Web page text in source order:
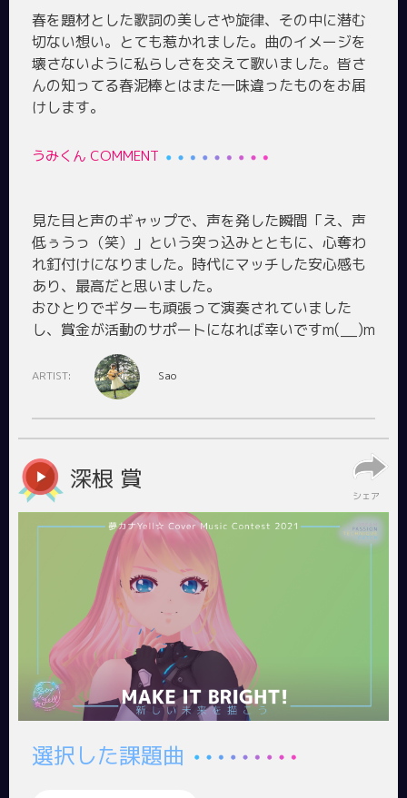
春を題材とした歌詞の美しさや旋律、その中に潜む
切ない想い。とても惹かれました。曲のイメージを
壊さないように私らしさを交えて歌いました。皆さ
んの知ってる春泥棒とはまた一味違ったものをお届
うみくん COMMENT
見た目と声のギャップで、声を発した瞬間「え、声
低ぅうっ（笑）」という突っ込みとともに、心奪わ
れ釘付けになりました。時代にマッチした安心感も
あり、最高だと思いました。
おひとりでギターも頑張って演奏されていました
ARTIST: Sao
深根 賞
シェア
選択した課題曲